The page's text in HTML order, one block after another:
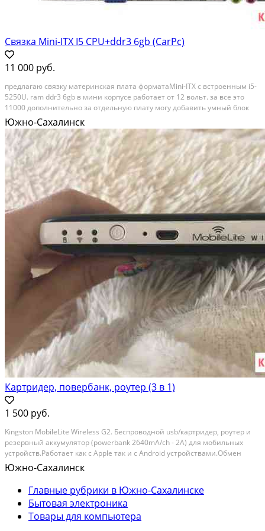
Связка Mini-ITX I5 CPU+ddr3 6gb (CarPc)
11 000 руб.
предлагаю связку материнская плата форматаMini-ITX с встроенным i5-
5250U. ram ddr3 6gb в мини корпусе работает от 12 вольт. за все это
11000 дополнительно за отдельную плату могу добавить умный блок
питания для правильной работы в автомобили 2000 и жесткий диск на
160gb установленной лицензионной...
Южно-Сахалинск
Картридер, повербанк, роутер (3 в 1)
1 500 руб.
Kingston MobileLite Wireless G2. Беспроводной usb/картридер, роутер и
резервный аккумулятор (powerbank 2640mA/ch - 2A) для мобильных
устройств.Работает как с Apple так и с Android устройствами.Обмен
данными в обе стороны с USB (флешки, внешние HDD, SD, microSD)
Возможность использовать в качестве...
Южно-Сахалинск
Главные рубрики в Южно-Сахалинске
Бытовая электроника
Товары для компьютера